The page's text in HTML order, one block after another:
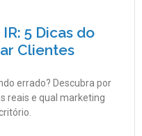
5 Dicas do
Clientes
errado? Descubra por
reais e qual marketing